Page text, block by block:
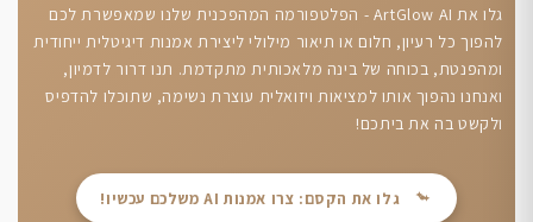
גלו את ArtGlow AI - הפלטפורמה המהפכנית שלנו שמאפשרת לכם
להפוך כל רעיון, חלום או תיאור מילולי ליצירת אמנות דיגיטלית ייחודית
ומהפנטת, בכוחה של בינה מלאכותית מתקדמת. תנו דרור לדמיון,
ואנחנו נהפוך אותו למציאות ויזואלית עוצרת נשימה, שתוכלו להדפיס
ולקשט בה את ביתכם!
גלו את הקסם: צרו אמנות AI משלכם עכשיו!